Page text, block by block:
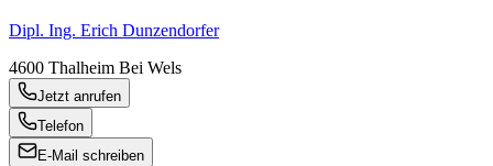
Dipl. Ing. Erich Dunzendorfer
4600 Thalheim Bei Wels
Jetzt anrufen
Telefon
E-Mail schreiben